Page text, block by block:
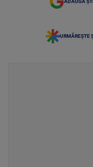
ADAUGĂ
URMĂREȘTE